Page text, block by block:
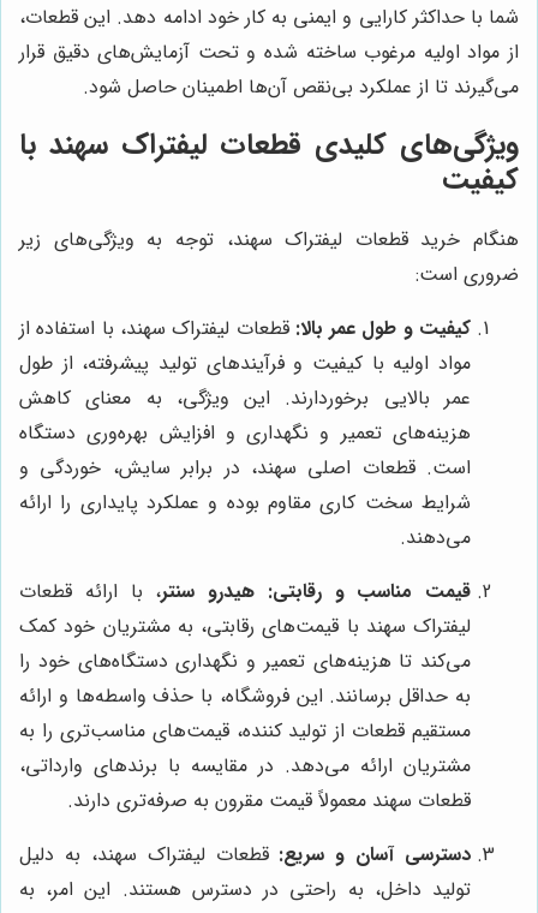
شما با حداکثر کارایی و ایمنی به کار خود ادامه دهد. این قطعات،
از مواد اولیه مرغوب ساخته شده و تحت آزمایش‌های دقیق قرار
می‌گیرند تا از عملکرد بی‌نقص آن‌ها اطمینان حاصل شود.
ویژگی‌های کلیدی قطعات لیفتراک سهند با
کیفیت
هنگام خرید قطعات لیفتراک سهند، توجه به ویژگی‌های زیر
ضروری است:
کیفیت و طول عمر بالا: قطعات لیفتراک سهند، با استفاده از
مواد اولیه با کیفیت و فرآیندهای تولید پیشرفته، از طول
عمر بالایی برخوردارند. این ویژگی، به معنای کاهش
هزینه‌های تعمیر و نگهداری و افزایش بهره‌وری دستگاه
است. قطعات اصلی سهند، در برابر سایش، خوردگی و
شرایط سخت کاری مقاوم بوده و عملکرد پایداری را ارائه
می‌دهند.
قیمت مناسب و رقابتی: هیدرو سنتر، با ارائه قطعات
لیفتراک سهند با قیمت‌های رقابتی، به مشتریان خود کمک
می‌کند تا هزینه‌های تعمیر و نگهداری دستگاه‌های خود را
به حداقل برسانند. این فروشگاه، با حذف واسطه‌ها و ارائه
مستقیم قطعات از تولید کننده، قیمت‌های مناسب‌تری را به
مشتریان ارائه می‌دهد. در مقایسه با برندهای وارداتی،
قطعات سهند معمولاً قیمت مقرون به صرفه‌تری دارند.
دسترسی آسان و سریع: قطعات لیفتراک سهند، به دلیل
تولید داخل، به راحتی در دسترس هستند. این امر، به